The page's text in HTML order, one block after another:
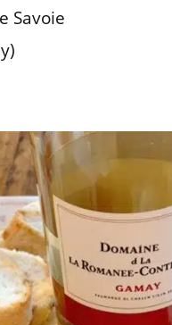
Savoie